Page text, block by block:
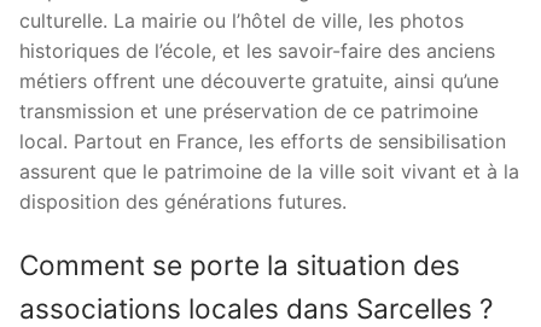
culturelle. La mairie ou l’hôtel de ville, les photos
historiques de l’école, et les savoir-faire des anciens
métiers offrent une découverte gratuite, ainsi qu’une
transmission et une préservation de ce patrimoine
local. Partout en France, les efforts de sensibilisation
assurent que le patrimoine de la ville soit vivant et à la
disposition des générations futures.
Comment se porte la situation des
associations locales dans Sarcelles ?